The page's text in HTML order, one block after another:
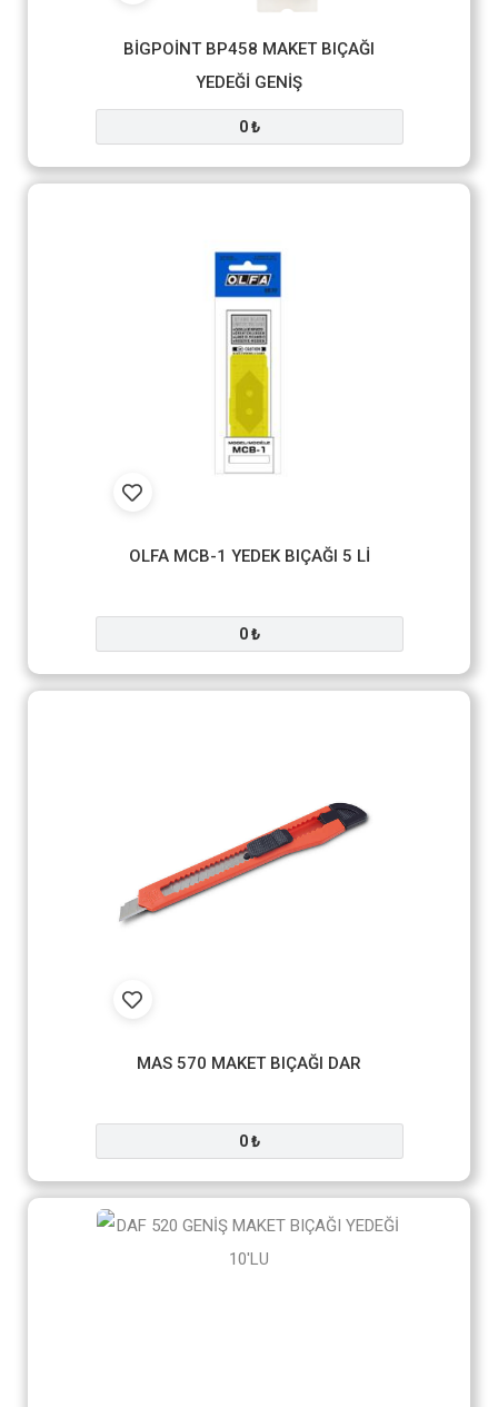
BİGPOİNT BP458 MAKET BIÇAĞI
YEDEĞİ GENİŞ
0 ₺
OLFA MCB-1 YEDEK BIÇAĞI 5 Lİ
0 ₺
MAS 570 MAKET BIÇAĞI DAR
0 ₺